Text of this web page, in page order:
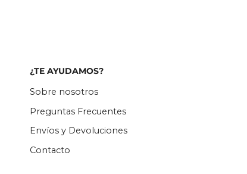
¿TE AYUDAMOS?
Sobre nosotros
Preguntas Frecuentes
Envíos y Devoluciones
Contacto